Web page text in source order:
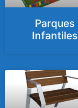
Parques
Infantiles